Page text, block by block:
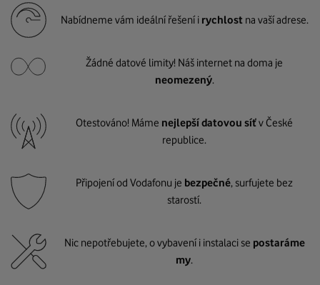
Nabídneme vám ideální řešení i rychlost na vaší adrese.
Žádné datové limity! Náš internet na doma je
neomezený.
Otestováno! Máme nejlepší datovou síťv České
republice.
Připojení od Vodafonu je bezpečné, surfujete bez
starostí.
Nic nepotřebujete, o vybavení i instalaci se postaráme
my.